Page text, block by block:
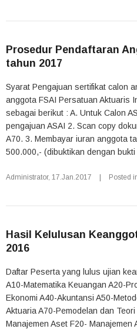
Prosedur Pendaftaran
tahun 2017
Syarat Pengajuan sertifikat calon
anggota FSAI Persatuan Aktuaris
sebagai berikut : A. Untuk Calon
pengajuan ASAI 2. Scan copy
A70. 3. Membayar iuran anggota
500.000,- (dibuktikan dengan
Administrator, 17.Jan.2017 Posted
Hasil Kelulusan
2016
Daftar Peserta yang lulus ujian
A10-Matematika Keuangan A20-
Ekonomi A40-Akuntansi A50-
Aktuaria A70-Pemodelan dan
Manajemen Aset F20- Manajemen